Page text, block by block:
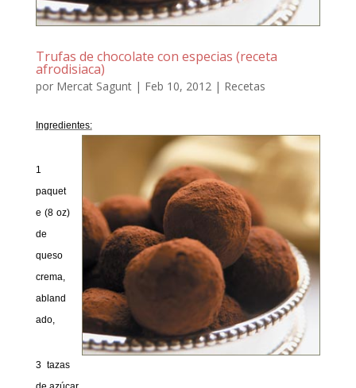
Trufas de chocolate con especias (receta
afrodisiaca)
por Mercat Sagunt| Feb 10, 2012| Recetas
Ingredientes:
1
paquet
e (8 oz)
de
queso
crema,
abland
ado,
3 tazas